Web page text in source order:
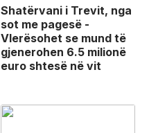
Shatërvani i Trevit, nga
sot me pagesë -
Vlerësohet se mund të
gjenerohen 6.5 milionë
euro shtesë në vit